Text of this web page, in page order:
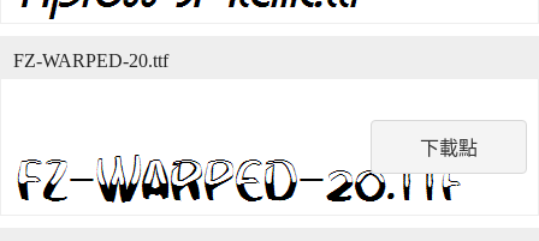
下載點
FZ-WARPED-20.ttf